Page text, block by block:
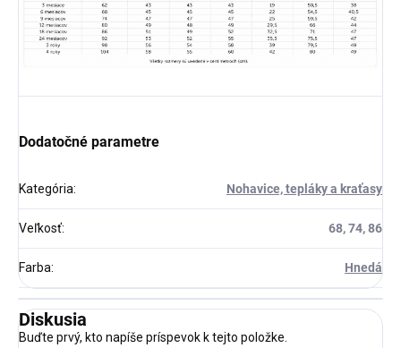
Dodatočné parametre
Kategória: Nohavice, tepláky a kraťasy
Veľkosť: 68, 74, 86
Farba: Hnedá
Diskusia
Buďte prvý, kto napíše príspevok k tejto položke.